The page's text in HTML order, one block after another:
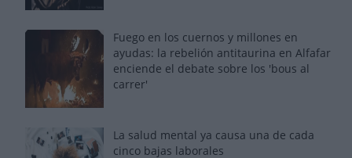
Fuego en los cuernos y millones en
ayudas: la rebelión antitaurina en Alfafar
enciende el debate sobre los 'bous al
carrer'
La salud mental ya causa una de cada
cinco bajas laborales